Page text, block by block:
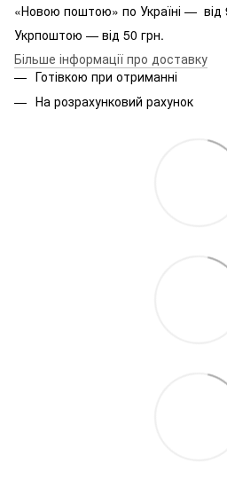
«Новою поштою» по Україні — від
Укрпоштою — від 50 грн.
Більше інформації про доставку
Готівкою при отриманні
На розрахунковий рахунок